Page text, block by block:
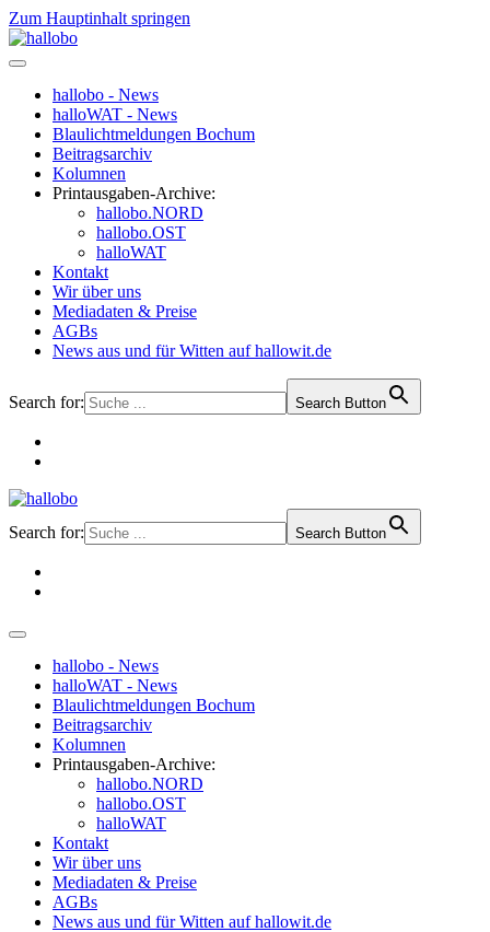
Zum Hauptinhalt springen
hallobo - News
halloWAT - News
Blaulichtmeldungen Bochum
Beitragsarchiv
Kolumnen
Printausgaben-Archive:
hallobo.NORD
hallobo.OST
halloWAT
Kontakt
Wir über uns
Mediadaten & Preise
AGBs
News aus und für Witten auf hallowit.de
Search for: Search Button
Search for: Search Button
hallobo - News
halloWAT - News
Blaulichtmeldungen Bochum
Beitragsarchiv
Kolumnen
Printausgaben-Archive:
hallobo.NORD
hallobo.OST
halloWAT
Kontakt
Wir über uns
Mediadaten & Preise
AGBs
News aus und für Witten auf hallowit.de